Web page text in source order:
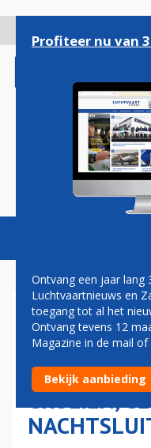
gaan
Magazine
VLAAMSE
BESLUIT:
MAG NOG
GROEIEN,
Profiteer nu van
Ontvang een jaar lang
Luchtvaartnieuws en
toegang tot al het
Ontvang tevens 12
Magazine in de mail
Bekijk aanbieding